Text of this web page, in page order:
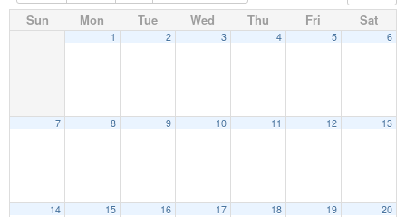
Sun Mon Tue Wed Thu Fri Sat
1 2 3 4 5 6
7 8 9 10 11 12 13
14 15 16 17 18 19 20